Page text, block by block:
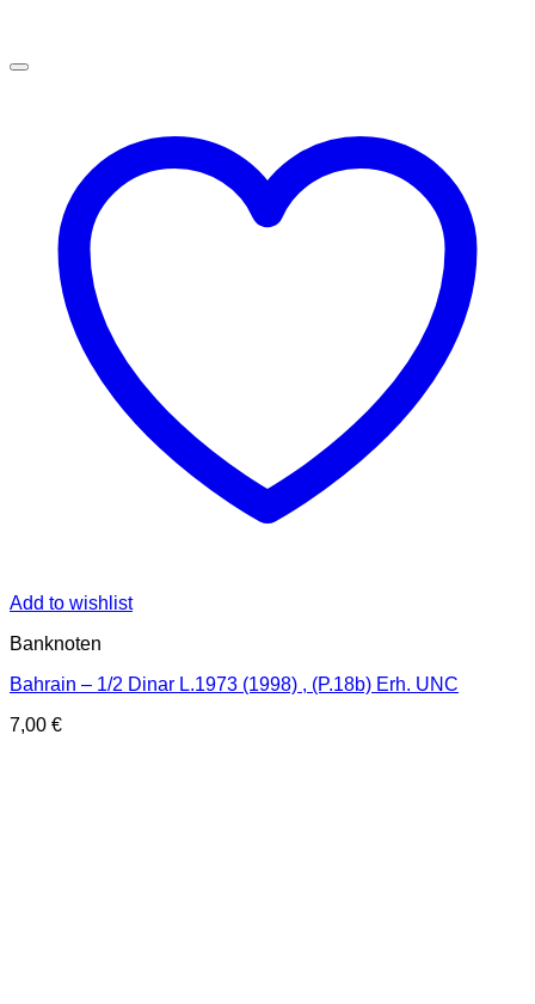
Add to wishlist
Banknoten
Bahrain – 1/2 Dinar L.1973 (1998) , (P.18b) Erh. UNC
7,00 €